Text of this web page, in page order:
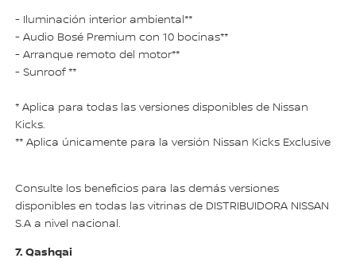
- Iluminación interior ambiental**
- Audio Bosé Premium con 10 bocinas**
- Arranque remoto del motor**
- Sunroof **
* Aplica para todas las versiones disponibles de Nissan
Kicks.
** Aplica únicamente para la versión Nissan Kicks Exclusive
Consulte los beneficios para las demás versiones
disponibles en todas las vitrinas de DISTRIBUIDORA NISSAN
S.A a nivel nacional.
7. Qashqai